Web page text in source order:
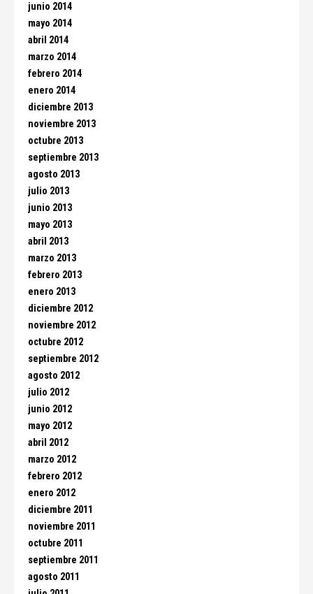
junio 2014
mayo 2014
abril 2014
marzo 2014
febrero 2014
enero 2014
diciembre 2013
noviembre 2013
octubre 2013
septiembre 2013
agosto 2013
julio 2013
junio 2013
mayo 2013
abril 2013
marzo 2013
febrero 2013
enero 2013
diciembre 2012
noviembre 2012
octubre 2012
septiembre 2012
agosto 2012
julio 2012
junio 2012
mayo 2012
abril 2012
marzo 2012
febrero 2012
enero 2012
diciembre 2011
noviembre 2011
octubre 2011
septiembre 2011
agosto 2011